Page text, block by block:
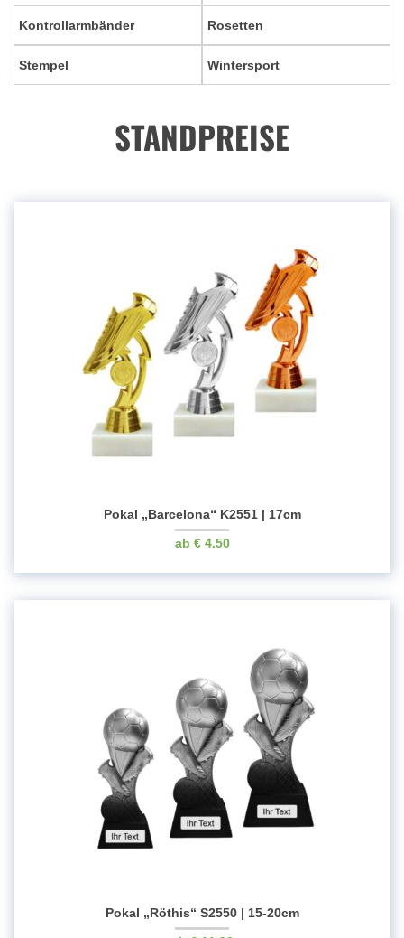
Kontrollarmbänder Rosetten
Stempel Wintersport
STANDPREISE
Pokal „Barcelona“ K2551 | 17cm
€4.50
Pokal „Röthis“ S2550 | 15-20cm